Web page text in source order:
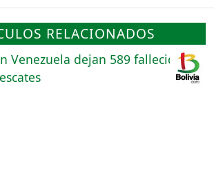
RELACIONADOS